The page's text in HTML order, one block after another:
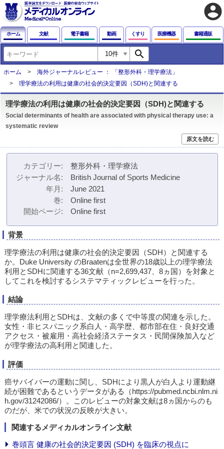
account_circle
ホーム 文献 電子書籍 動画 くすり 医療機器 書籍通販
search
ホーム
海外ジャーナルレビュー ： 「整形外科・理学療法」
理学療法の利用は健康の社会的決定要因（SDH)と関連する
理学療法の利用は健康の社会的決定要因（SDH)と関連する
Social determinants of health are associated with physical therapy use: a
systematic review
原文を読む
カテゴリー
整形外科・理学療法
ジャーナル名
British Journal of Sports Medicine
年月
June 2021
巻
Online first
開始ページ
Online first
背景
理学療法の利用は健康の社会的決定要因（SDH）と関連する
か。Duke University のBraatenは全世界の18歳以上の理学療法
利用とSDHに関連する36文献（n=2,699,437、8ヵ国）を対象と
してこれを検討するシステマティックレビューを行った。
結論
理学療法利用とSDHは、文献の多くで中等度の関連を示した。
女性・非ヒスパニック系白人・高学歴、都市部在住・良好交通
アクセス・被雇用・高社会経済ステータス・民間保険加入など
が理学療法の高利用と関連した。
評価
癌サバイバーの運動に関し、SDHにより黒人が白人より運動継
続が困難であるというデータがある（https://pubmed.ncbi.nlm.ni
h.gov/31242086/）。このレビューの対象文献は8ヵ国からのも
のだが、米での状況の反映が大きい。
関連するメディカルオンライン文献
巻頭言 健康の社会的決定要因 (SDH) を臨床の視点に